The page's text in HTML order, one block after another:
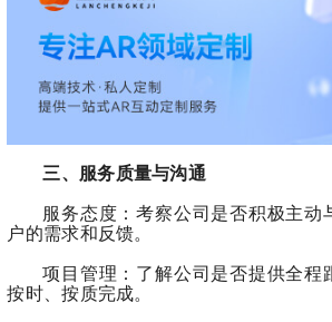
三、服务质量与沟通
服务态度：考察公司是否积极主
户的需求和反馈。
项目管理：了解公司是否提供全
按时、按质完成。